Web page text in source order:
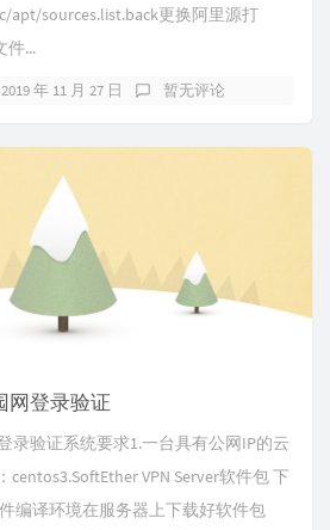
apt/sources.list.back更换阿里源打
件...
2019 年 11 月 27 日 暂无评论
网登录验证
录验证系统要求1.一台具有公网IP的云
VPN Server软件包 下
编译环境在服务器上下载好软件包